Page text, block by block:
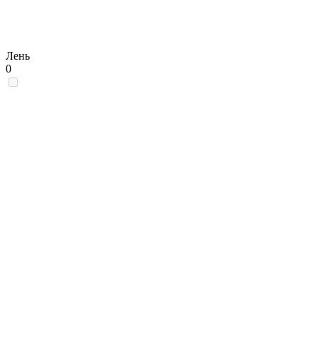
Лень
0